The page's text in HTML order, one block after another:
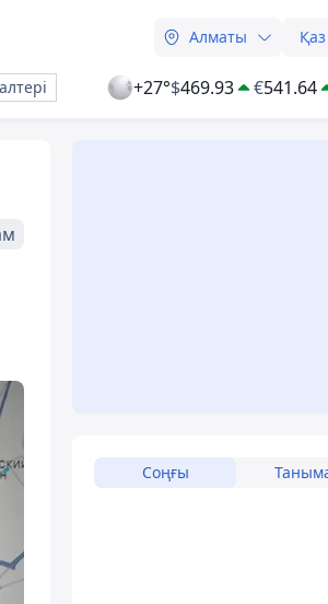
Алматы Қаз
+27°$469.93 €541.64
Соңғы